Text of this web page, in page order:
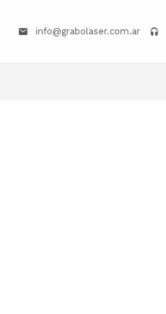
info@grabolaser.com.ar